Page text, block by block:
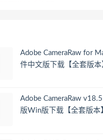
Adobe CameraRaw for
件中文版下载【全套版本
Adobe CameraRaw
版Win版下载【全套版本